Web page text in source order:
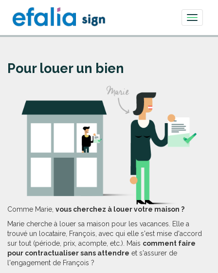
Toggle
Pour louer un bien
Comme Marie, vous cherchez à louer votre maison ?
Marie cherche à louer sa maison pour les vacances. Elle a
trouvé un locataire, François, avec qui elle s'est mise d'accord
sur tout (période, prix, acompte, etc.). Mais comment faire
pour contractualiser sans attendre et s'assurer de
l'engagement de François ?